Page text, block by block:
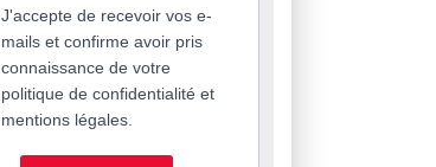
J'accepte de recevoir vos e-
mails et confirme avoir pris
connaissance de votre
politique de confidentialité et
mentions légales.